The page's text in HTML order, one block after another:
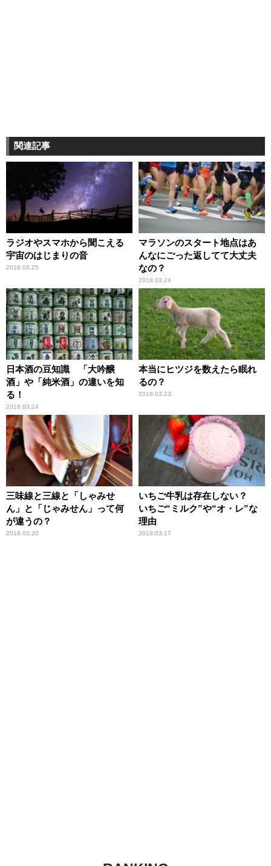
関連記事
ラジオやスマホから聞こえる
宇宙のはじまりの音
2018.03.25
マラソンのスタート地点はあ
んなにごった返してて大丈夫
なの？
2018.03.24
日本酒の豆知識 「大吟醸
酒」や「純米酒」の違いを知
る！
2018.03.24
本当にヒツジを数えたら眠れ
るの？
2018.03.23
三味線と三線と「しゃみせ
ん」と「じゃみせん」って何
が違うの？
2018.03.20
いちご牛乳は存在しない？
いちご“ミルク”や“オ・レ”な
理由
2018.03.17